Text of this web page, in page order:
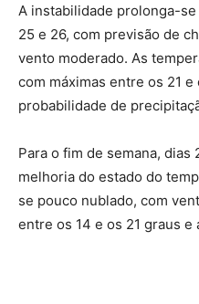
A instabilidade prolonga-
25 e 26, com previsão de
vento moderado. As
com máximas entre os 21 e
probabilidade de
Para o fim de semana,
melhoria do estado do
se pouco nublado, com
entre os 14 e os 21 graus